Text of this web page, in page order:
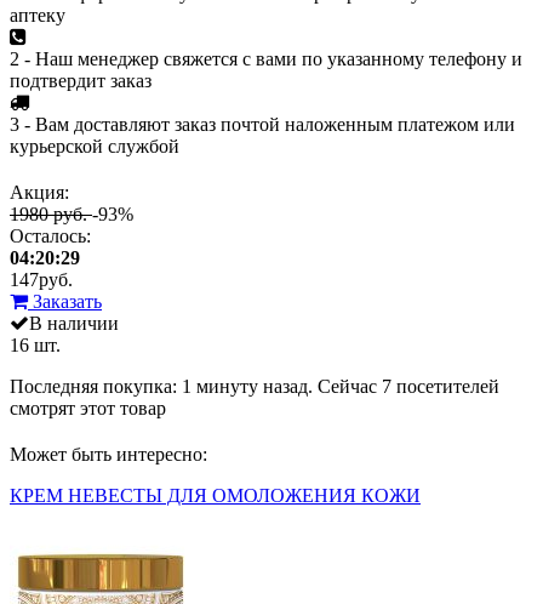
аптеку
2 - Наш менеджер свяжется с вами по указанному телефону и
подтвердит заказ
3 - Вам доставляют заказ почтой наложенным платежом или
курьерской службой
Акция:
1980 руб.-93%
Осталось:
04:20:29
147руб.
Заказать
В наличии
16 шт.
Последняя покупка: 1 минуту назад. Сейчас 7 посетителей
смотрят этот товар
Может быть интересно:
КРЕМ НЕВЕСТЫ ДЛЯ ОМОЛОЖЕНИЯ КОЖИ